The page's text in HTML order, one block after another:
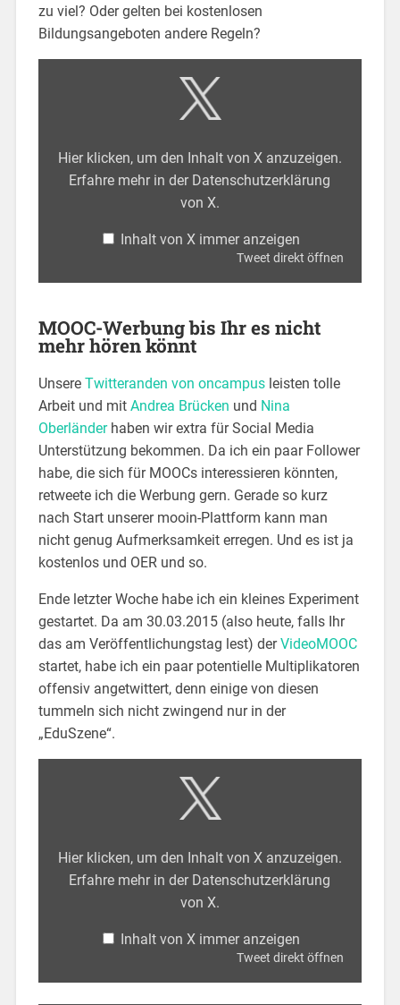
zu viel? Oder gelten bei kostenlosen
Bildungsangeboten andere Regeln?
Hier klicken, um den Inhalt von X anzuzeigen.
Erfahre mehr in der Datenschutzerklärung
von X.
Inhalt von X immer anzeigen
Tweet direkt öffnen
MOOC-Werbung bis Ihr es nicht
mehr hören könnt
Unsere Twitteranden von oncampusleisten tolle
Arbeit und mit Andrea Brücken und Nina
Oberländerhaben wir extra für Social Media
Unterstützung bekommen. Da ich ein paar Follower
habe, die sich für MOOCs interessieren könnten,
retweete ich die Werbung gern. Gerade so kurz
nach Start unserer mooin-Plattform kann man
nicht genug Aufmerksamkeit erregen. Und es ist ja
kostenlos und OER und so.
Ende letzter Woche habe ich ein kleines Experiment
gestartet. Da am 30.03.2015 (also heute, falls Ihr
das am Veröffentlichungstag lest) derVideoMOOC
startet, habe ich ein paar potentielle Multiplikatoren
offensiv angetwittert, denn einige von diesen
tummeln sich nicht zwingend nur in der
„EduSzene“.
Hier klicken, um den Inhalt von X anzuzeigen.
Erfahre mehr in der Datenschutzerklärung
von X.
Inhalt von X immer anzeigen
Tweet direkt öffnen